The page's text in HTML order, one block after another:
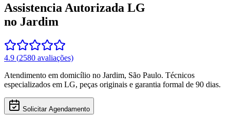
Assistencia Autorizada LG
no Jardim
4.9 (2580 avaliações)
Atendimento em domicílio no Jardim, São Paulo. Técnicos
especializados em LG, peças originais e garantia formal de 90 dias.
Solicitar Agendamento